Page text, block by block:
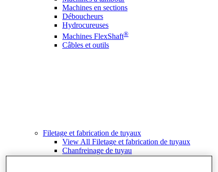
Machines en sections
Déboucheurs
Hydrocureuses
Machines FlexShaft®
Câbles et outils
Filetage et fabrication de tuyaux
View All Filetage et fabrication de tuyaux
Chanfreinage de tuyau
Filetage